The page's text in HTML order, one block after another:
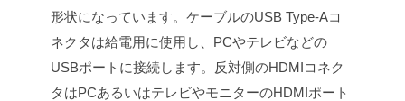
形状になっています。ケーブルのUSB Type-Aコ
ネクタは給電用に使用し、PCやテレビなどの
USBポートに接続します。反対側のHDMIコネク
タはPCあるいはテレビやモニターのHDMIポート